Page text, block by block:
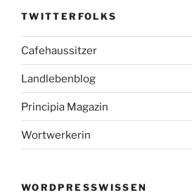
TWITTERFOLKS
Cafehaussitzer
Landlebenblog
Principia Magazin
Wortwerkerin
WORDPRESSWISSEN